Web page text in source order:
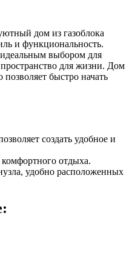
дом из газоблока
и функциональность.
идеальным выбором для
для жизни. Дом
позволяет быстро начать
создать удобное и
отдыха.
удобно расположенных